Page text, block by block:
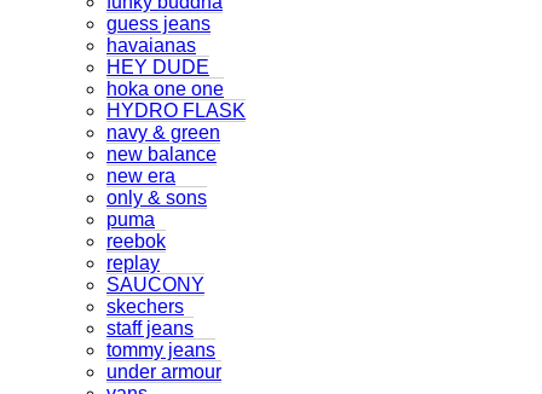
guess jeans
havaianas
HEY DUDE
hoka one one
HYDRO FLASK
navy & green
new balance
new era
only & sons
puma
reebok
replay
SAUCONY
skechers
staff jeans
tommy jeans
under armour